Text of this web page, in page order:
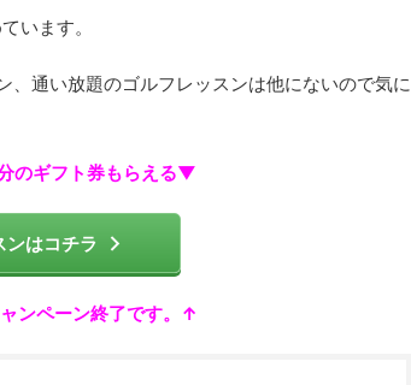
います。
通い放題のゴルフレッスンは他にないので気に
のギフト券もらえる▼
ンはコチラ
ンペーン終了です。↑